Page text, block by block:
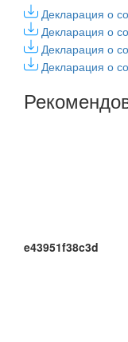
Декларация о
Декларация о
Декларация о
Декларация о
e43951f38c3d